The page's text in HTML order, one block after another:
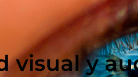
visual y